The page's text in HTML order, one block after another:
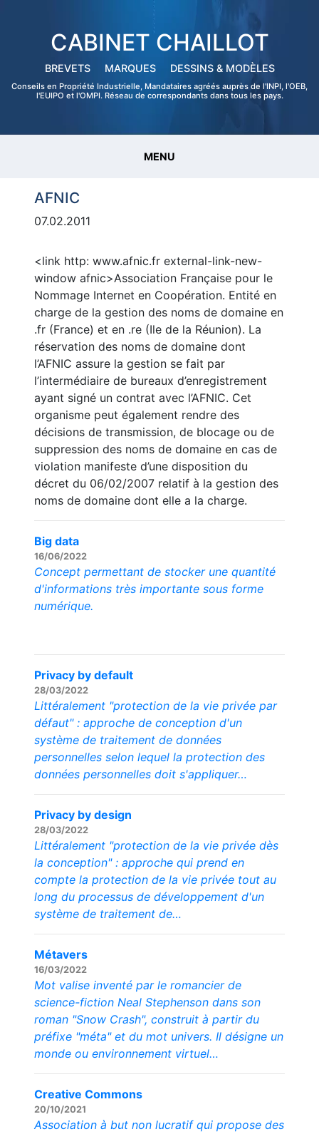
CABINET CHAILLOT
BREVETS MARQUES DESSINS & MODÈLES
Conseils en Propriété Industrielle, Mandataires agréés auprès de l'INPI, l'OEB,
l'EUIPO et l'OMPI. Réseau de correspondants dans tous les pays.
MENU
AFNIC
07.02.2011
<link http: www.afnic.fr external-link-new-
window afnic>Association Française pour le
Nommage Internet en Coopération. Entité en
charge de la gestion des noms de domaine en
.fr (France) et en .re (Ile de la Réunion). La
réservation des noms de domaine dont
l’AFNIC assure la gestion se fait par
l’intermédiaire de bureaux d’enregistrement
ayant signé un contrat avec l’AFNIC. Cet
organisme peut également rendre des
décisions de transmission, de blocage ou de
suppression des noms de domaine en cas de
violation manifeste d’une disposition du
décret du 06/02/2007 relatif à la gestion des
noms de domaine dont elle a la charge.
Big data
16/06/2022
Concept permettant de stocker une quantité
d'informations très importante sous forme
numérique.
Privacy by default
28/03/2022
Littéralement "protection de la vie privée par
défaut" : approche de conception d'un
système de traitement de données
personnelles selon lequel la protection des
données personnelles doit s'appliquer…
Privacy by design
28/03/2022
Littéralement "protection de la vie privée dès
la conception" : approche qui prend en
compte la protection de la vie privée tout au
long du processus de développement d'un
système de traitement de…
Métavers
16/03/2022
Mot valise inventé par le romancier de
science-fiction Neal Stephenson dans son
roman "Snow Crash", construit à partir du
préfixe "méta" et du mot univers. Il désigne un
monde ou environnement virtuel…
Creative Commons
20/10/2021
Association à but non lucratif qui propose des